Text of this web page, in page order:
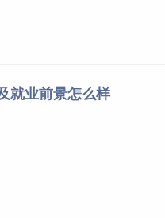
就业前景怎么样